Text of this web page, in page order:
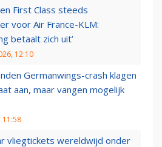
First Class steeds
voor Air France-KLM:
betaalt zich uit’
12:10
Germanwings-crash klagen
aan, maar vangen mogelijk
11:58
vliegtickets wereldwijd onder